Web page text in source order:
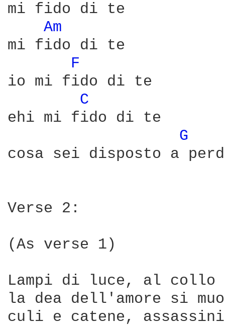
mi fido di te
Am
mi fido di te
F
io mi fido di te
C
ehi mi fido di te
G
cosa sei disposto a
Verse 2:
(As verse 1)
Lampi di luce, al collo
la dea dell'amore si
culi e catene, assassini